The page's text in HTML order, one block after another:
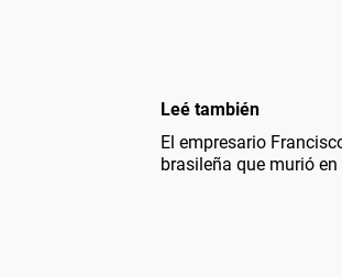
Leé también
El empresario
brasileña que murió en